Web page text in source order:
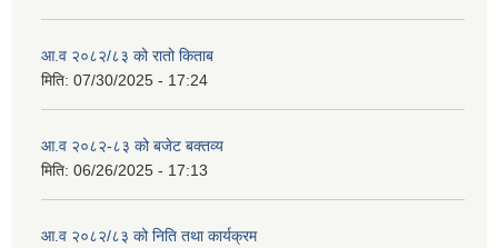
आ.व २०८२/८३ को रातो किताब
मिति: 07/30/2025 - 17:24
आ.व २०८२-८३ को बजेट बक्तव्य
मिति: 06/26/2025 - 17:13
आ.व २०८२/८३ को निति तथा कार्यक्रम